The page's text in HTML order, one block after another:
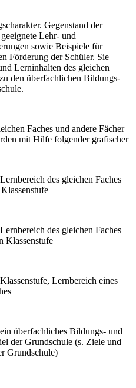
Gegenstand der
Lehr- und
sowie Beispiele für
Förderung der Schüler. Sie
Lerninhalten des gleichen
den überfachlichen Bildungs-
Faches und andere Fächer
mit Hilfe folgender grafischer
des gleichen Faches
des gleichen Faches
Klassenstufe
Lernbereich eines
überfachliches Bildungs- und
der Grundschule (s. Ziele und
Grundschule)